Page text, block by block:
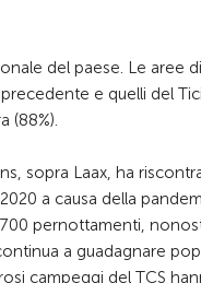
del paese. Le aree di
e quelli del
(88%).
sopra Laax, ha
a causa della
pernottamenti,
a guadagnare
campeggi del TCS